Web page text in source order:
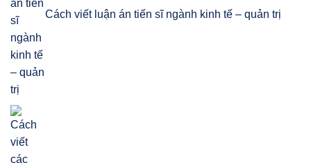
Cách viết luận án tiến sĩ ngành kinh tế – quản trị